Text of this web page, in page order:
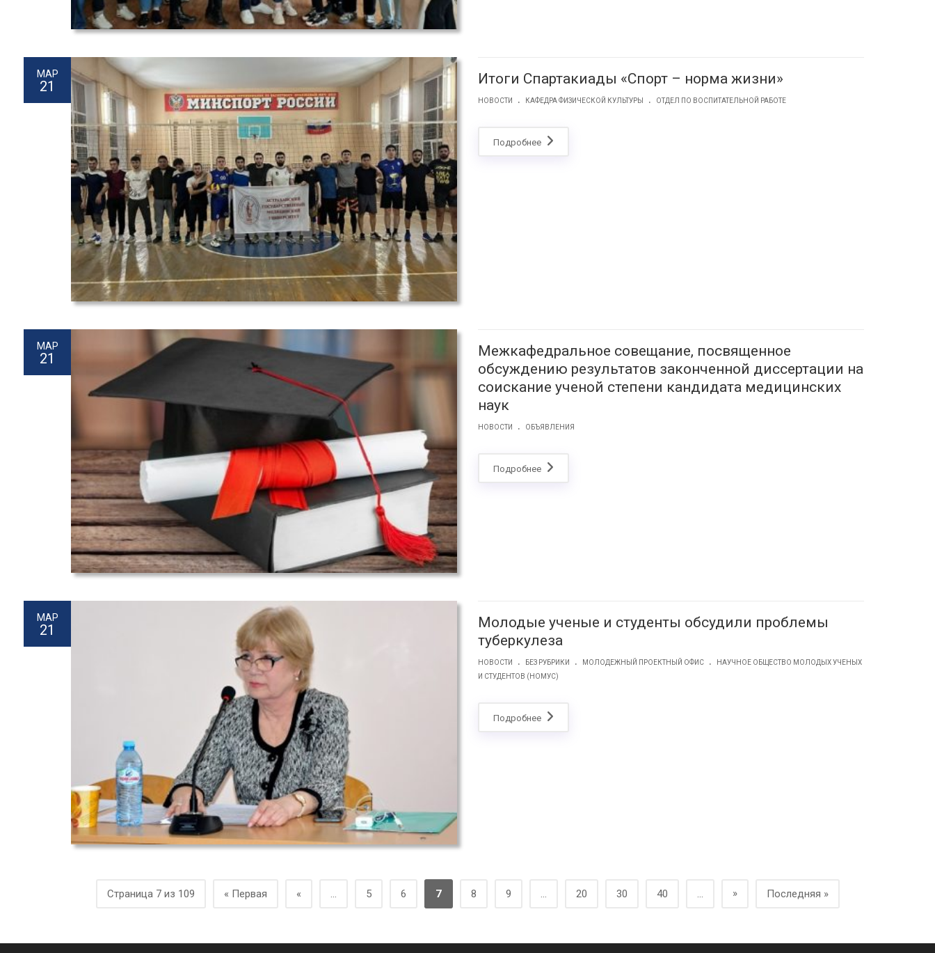
МАР
21 Итоги Спартакиады «Спорт – норма жизни»
НОВОСТИ . КАФЕДРА ФИЗИЧЕСКОЙ КУЛЬТУРЫ . ОТДЕЛ ПО ВОСПИТАТЕЛЬНОЙ РАБОТЕ
Подробнее
МАР
21
Межкафедральное совещание, посвященное
обсуждению результатов законченной диссертации на
соискание ученой степени кандидата медицинских
наук
НОВОСТИ . ОБЪЯВЛЕНИЯ
Подробнее
МАР
21
Молодые ученые и студенты обсудили проблемы
туберкулеза
НОВОСТИ . БЕЗ РУБРИКИ . МОЛОДЕЖНЫЙ ПРОЕКТНЫЙ ОФИС .
НАУЧНОЕ ОБЩЕСТВО МОЛОДЫХ УЧЕНЫХ
И СТУДЕНТОВ (НОМУС)
Подробнее
Страница 7 из 109 « Первая « ... 5 6 7 8 9 ... 20 30 40 ... » Последняя »